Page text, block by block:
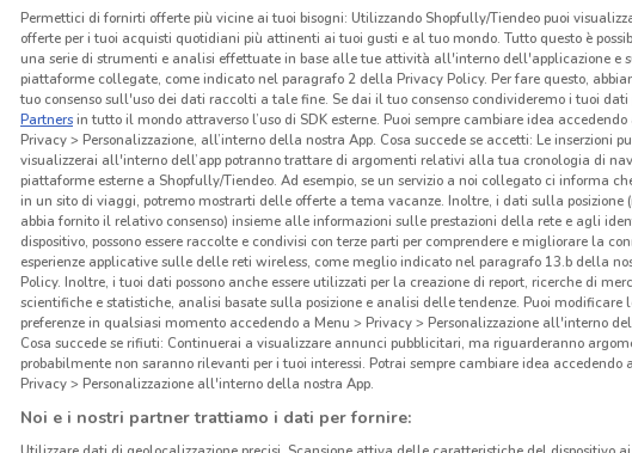
1.4 km
Permettici di fornirti offerte più vicine ai tuoi bisogni: Utilizzando Shopfully/Tiendeo puoi
offerte per i tuoi acquisti quotidiani più attinenti ai tuoi gusti e al tuo mondo. Tutto questo è
una serie di strumenti e analisi effettuate in base alle tue attività all'interno dell'applicazione e
piattaforme collegate, come indicato nel paragrafo 2 della Privacy Policy. Per fare questo,
tuo consenso sull'uso dei dati raccolti a tale fine. Se dai il tuo consenso condivideremo i tuoi dati
Partnersin tutto il mondo attraverso l’uso di SDK esterne. Puoi sempre cambiare idea accedendo
Privacy > Personalizzazione, all’interno della nostra App. Cosa succede se accetti: Le inserzioni
visualizzerai all'interno dell’app potranno trattare di argomenti relativi alla tua cronologia di
piattaforme esterne a Shopfully/Tiendeo. Ad esempio, se un servizio a noi collegato ci informa
in un sito di viaggi, potremo mostrarti delle offerte a tema vacanze. Inoltre, i dati sulla posizione
abbia fornito il relativo consenso) insieme alle informazioni sulle prestazioni della rete e agli
dispositivo, possono essere raccolte e condivisi con terze parti per comprendere e migliorare la
esperienze applicative sulle delle reti wireless, come meglio indicato nel paragrafo 13.b della
Policy. Inoltre, i tuoi dati possono anche essere utilizzati per la creazione di report, ricerche di
scientifiche e statistiche, analisi basate sulla posizione e analisi delle tendenze. Puoi modificare
preferenze in qualsiasi momento accedendo a Menu > Privacy > Personalizzazione all'interno
Cosa succede se rifiuti: Continuerai a visualizzare annunci pubblicitari, ma riguarderanno
probabilmente non saranno rilevanti per i tuoi interessi. Potrai sempre cambiare idea accedendo
Privacy > Personalizzazione all'interno della nostra App.
Noi e i nostri partner trattiamo i dati per fornire: